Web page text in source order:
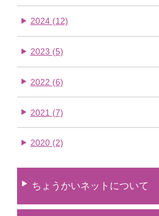
2024 (12)
2023 (5)
2022 (6)
2021 (7)
2020 (2)
ちょうかいネットについて